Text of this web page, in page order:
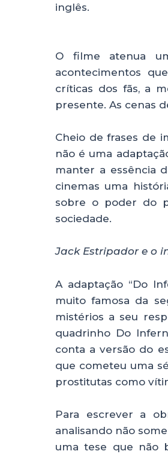
inglês.
O filme atenua
acontecimentos
críticas dos fãs, a
presente. As cenas
Cheio de frases de
não é uma
manter a essência
cinemas uma
sobre o poder do
sociedade.
Jack Estripador e o
A adaptação “Do
muito famosa da
mistérios a seu
quadrinho Do
conta a versão do
que cometeu uma
prostitutas como
Para escrever a
analisando não
uma tese que não